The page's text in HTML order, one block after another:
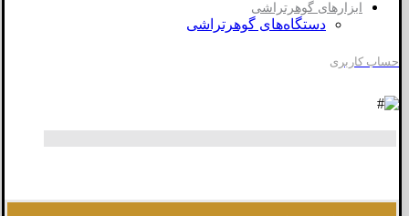
ابزارهای گوهرتراشی
دستگاه‌های گوهرتراشی
حساب کاربری